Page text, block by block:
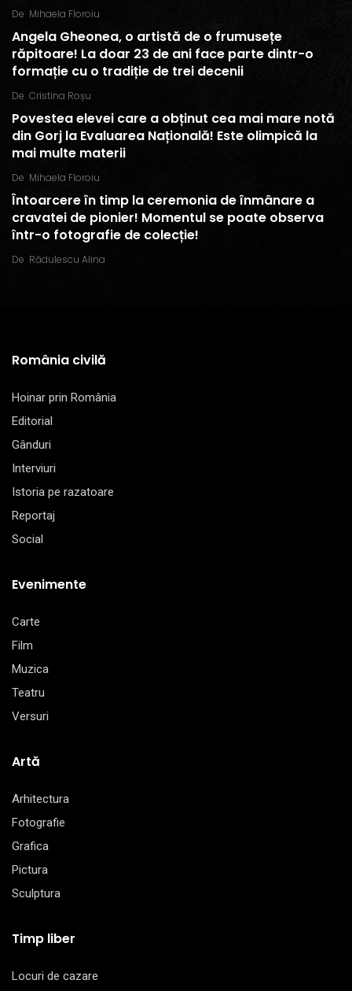
De Mihaela Floroiu
Angela Gheonea, o artistă de o frumusețe
răpitoare! La doar 23 de ani face parte dintr-o
formație cu o tradiție de trei decenii
De Cristina Roșu
Povestea elevei care a obținut cea mai mare notă
din Gorj la Evaluarea Națională! Este olimpică la
mai multe materii
De Mihaela Floroiu
Întoarcere în timp la ceremonia de înmânare a
cravatei de pionier! Momentul se poate observa
într-o fotografie de colecție!
De Rădulescu Alina
România civilă
Hoinar prin România
Editorial
Gânduri
Interviuri
Istoria pe razatoare
Reportaj
Social
Evenimente
Carte
Film
Muzica
Teatru
Versuri
Artă
Arhitectura
Fotografie
Grafica
Pictura
Sculptura
Timp liber
Locuri de cazare